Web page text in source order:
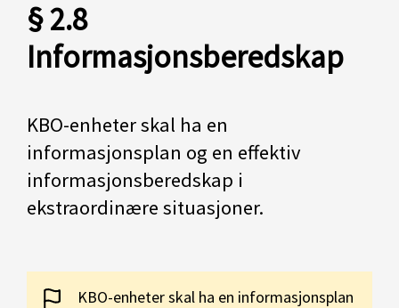
§ 2.8
Informasjonsberedskap
KBO-enheter skal ha en
informasjonsplan og en effektiv
informasjonsberedskap i
ekstraordinære situasjoner.
KBO-enheter skal ha en informasjonsplan